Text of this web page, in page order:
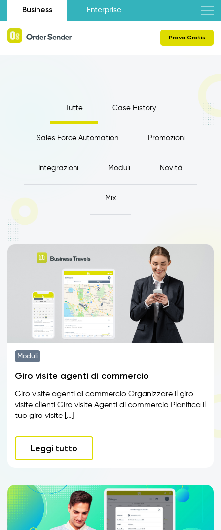
Business Enterprise
Prova Gratis
Tutte Case History
Sales Force Automation Promozioni
Integrazioni Moduli Novità
Mix
Moduli
Giro visite agenti di commercio
Giro visite agenti di commercio Organizzare il giro
visite clienti Giro visite Agenti di commercio Pianifica il
tuo giro visite […]
Leggi tutto